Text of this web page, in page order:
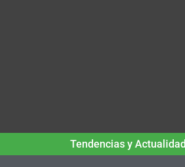
Tendencias y Actualidad